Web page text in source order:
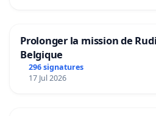
Prolonger la mission de
Belgique
296 signatures
17 Jul 2026